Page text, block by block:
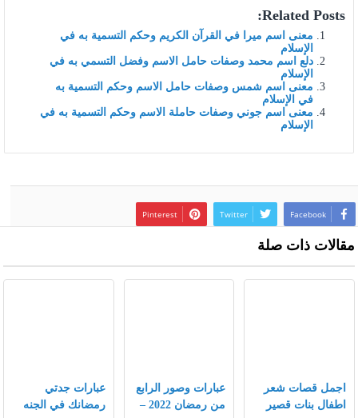
Related Posts:
معنى اسم ميرا في القرآن الكريم وحكم التسمية به في
الإسلام
دلع اسم محمد وصفات حامل الاسم وفضل التسمي به في
الإسلام
معنى اسم شمس وصفات حامل الاسم وحكم التسمية به
في الإسلام
معنى اسم جوني وصفات حاملة الاسم وحكم التسمية به في
الإسلام
Facebook
Twitter
Pinterest
مقالات ذات صلة
اجمل قصات شعر
اطفال بنات قصير
عبارات وصور الرابع
من رمضان 2022 –
عبارات جدتي
رمضانك في الجنه